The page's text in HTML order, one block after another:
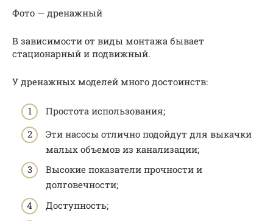
Фото — дренажный
В зависимости от виды монтажа бывает
стационарный и подвижный.
У дренажных моделей много достоинств:
Простота использования;
Эти насосы отлично подойдут для выкачки
малых объемов из канализации;
Высокие показатели прочности и
долговечности;
Доступность;